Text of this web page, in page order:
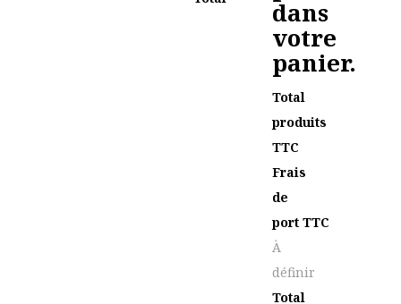
dans
votre
panier.
Total
produits
TTC
Frais
de
port TTC
À
définir
Total